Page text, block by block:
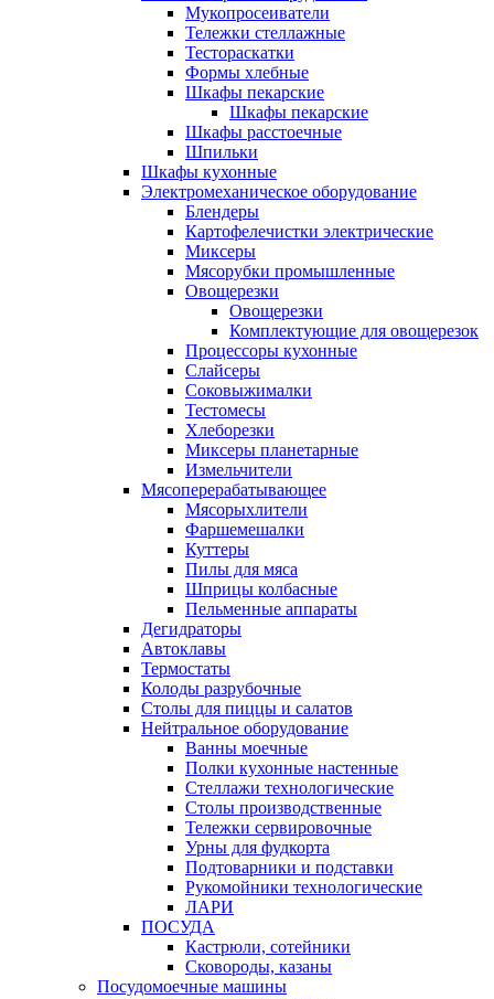
Мукопросеиватели
Тележки стеллажные
Тестораскатки
Формы хлебные
Шкафы пекарские
Шкафы пекарские
Шкафы расстоечные
Шпильки
Шкафы кухонные
Электромеханическое оборудование
Блендеры
Картофелечистки электрические
Миксеры
Мясорубки промышленные
Овощерезки
Овощерезки
Комплектующие для овощерезок
Процессоры кухонные
Слайсеры
Соковыжималки
Тестомесы
Хлеборезки
Миксеры планетарные
Измельчители
Мясоперерабатывающее
Мясорыхлители
Фаршемешалки
Куттеры
Пилы для мяса
Шприцы колбасные
Пельменные аппараты
Дегидраторы
Автоклавы
Термостаты
Колоды разрубочные
Столы для пиццы и салатов
Нейтральное оборудование
Ванны моечные
Полки кухонные настенные
Стеллажи технологические
Столы производственные
Тележки сервировочные
Урны для фудкорта
Подтоварники и подставки
Рукомойники технологические
ЛАРИ
ПОСУДА
Кастрюли, сотейники
Сковороды, казаны
Посудомоечные машины